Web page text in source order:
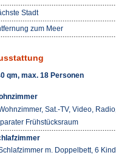
Stadt
zum Meer
qm, max. 18 Personen
Sat.-TV, Video,
Frühstücksraum
m. Doppelbett, 6